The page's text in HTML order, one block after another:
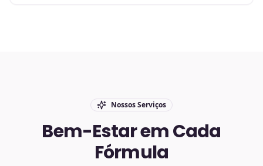
Nossos Serviços
Bem-Estar em Cada
Fórmula